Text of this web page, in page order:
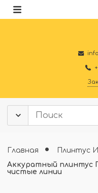
Главная
Плинтус
Аккуратный
чистые линии